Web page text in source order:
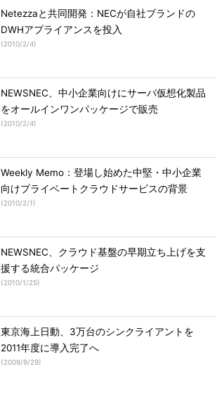
Netezzaと共同開発：NECが自社ブランドの
DWHアプライアンスを投入
(2010/2/4)
NEWSNEC、中小企業向けにサーバ仮想化製品
をオールインワンパッケージで販売
(2010/2/4)
Weekly Memo：登場し始めた中堅・中小企業
向けプライベートクラウドサービスの背景
(2010/2/1)
NEWSNEC、クラウド基盤の早期立ち上げを支
援する統合パッケージ
(2010/1/25)
東京海上日動、3万台のシンクライアントを
2011年度に導入完了へ
(2009/9/29)